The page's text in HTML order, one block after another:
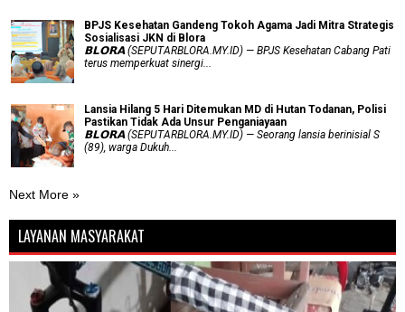
BPJS Kesehatan Gandeng Tokoh Agama Jadi Mitra Strategis
Sosialisasi JKN di Blora
𝗕𝗟𝗢𝗥𝗔 (SEPUTARBLORA.MY.ID) — BPJS Kesehatan Cabang Pati
terus memperkuat sinergi...
Lansia Hilang 5 Hari Ditemukan MD di Hutan Todanan, Polisi
Pastikan Tidak Ada Unsur Penganiayaan
𝗕𝗟𝗢𝗥𝗔 (SEPUTARBLORA.MY.ID) — Seorang lansia berinisial S
(89), warga Dukuh...
Next More »
LAYANAN MASYARAKAT